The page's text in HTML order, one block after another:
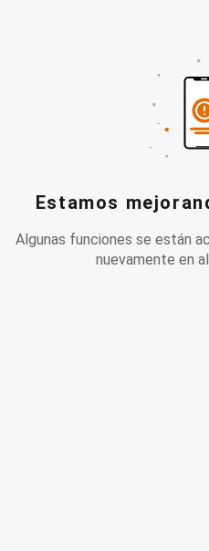
Estamos
Algunas funciones se están
nuevamente en